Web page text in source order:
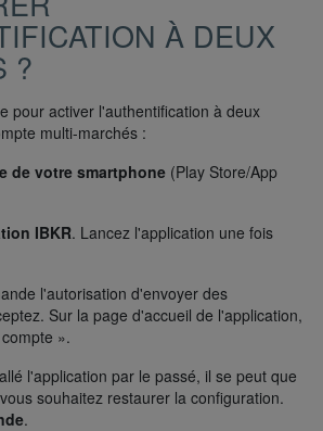
À DEUX
?
pour activer l'authentification à deux
multi-marchés :
de votre smartphone (Play Store/App
IBKR. Lancez l'application une fois
l'autorisation d'envoyer des
Sur la page d'accueil de l'application,
».
l'application par le passé, il se peut que
souhaitez restaurer la configuration.
.